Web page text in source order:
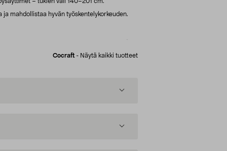
mahdollistaa hyvän työskentelykorkeuden.
Cocraft - Näytä kaikki tuotteet